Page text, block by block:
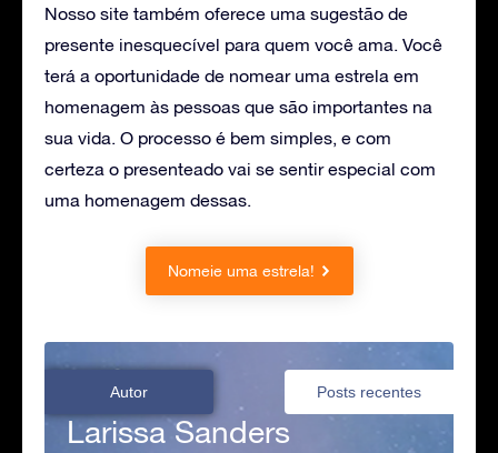
Nosso site também oferece uma sugestão de
presente inesquecível para quem você ama. Você
terá a oportunidade de nomear uma estrela em
homenagem às pessoas que são importantes na
sua vida. O processo é bem simples, e com
certeza o presenteado vai se sentir especial com
uma homenagem dessas.
Nomeie uma estrela!
Autor Posts recentes
Larissa Sanders